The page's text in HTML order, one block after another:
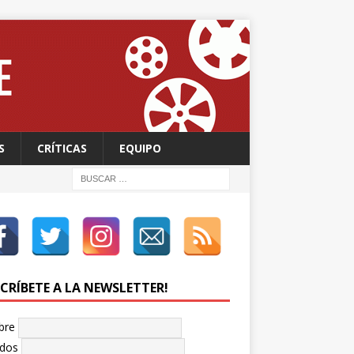
CRÍTICAS EQUIPO
A LA NEWSLETTER!